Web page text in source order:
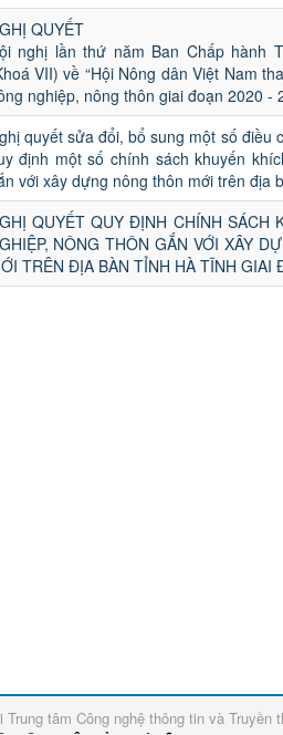
QUYẾT
nghị lần thứ năm Ban Chấp hành
VII) về “Hội Nông dân Việt Nam
nghiệp, nông thôn giai đoạn 2020 -
quyết sửa đổi, bổ sung một số điều
định một số chính sách khuyến
với xây dựng nông thôn mới trên địa
QUYẾT QUY ĐỊNH CHÍNH SÁCH
NÔNG THÔN GẮN VỚI XÂY
TRÊN ĐỊA BÀN TỈNH HÀ TĨNH GIAI
Trung tâm Công nghệ thông tin và Truyền